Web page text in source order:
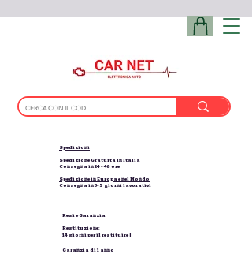
Spedizioni
Spedizione Gratuita in Italia
Consegna in 24 - 48 ore
Spedizione in Europa e nel Mondo
Consegna in 3-5 giorni lavorativi
Resi e Garanzia
Restituzione:
14 giorni per il restituire |
Garanzia di 1 anno